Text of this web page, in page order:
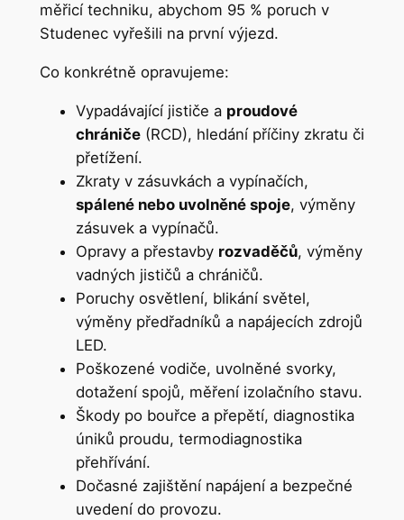
měřicí techniku, abychom 95 % poruch v
Studenec vyřešili na první výjezd.
Co konkrétně opravujeme:
Vypadávající jističe a proudové
chrániče(RCD), hledání příčiny zkratu či
přetížení.
Zkraty v zásuvkách a vypínačích,
spálené nebo uvolněné spoje, výměny
zásuvek a vypínačů.
Opravy a přestavby rozvaděčů, výměny
vadných jističů a chráničů.
Poruchy osvětlení, blikání světel,
výměny předřadníků a napájecích zdrojů
LED.
Poškozené vodiče, uvolněné svorky,
dotažení spojů, měření izolačního stavu.
Škody po bouřce a přepětí, diagnostika
úniků proudu, termodiagnostika
přehřívání.
Dočasné zajištění napájení a bezpečné
uvedení do provozu.